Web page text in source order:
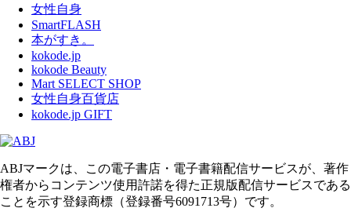
女性自身
SmartFLASH
本がすき。
kokode.jp
kokode Beauty
Mart SELECT SHOP
女性自身百貨店
kokode.jp GIFT
ABJマークは、この電子書店・電子書籍配信サービスが、著作
権者からコンテンツ使用許諾を得た正規版配信サービスである
ことを示す登録商標（登録番号6091713号）です。